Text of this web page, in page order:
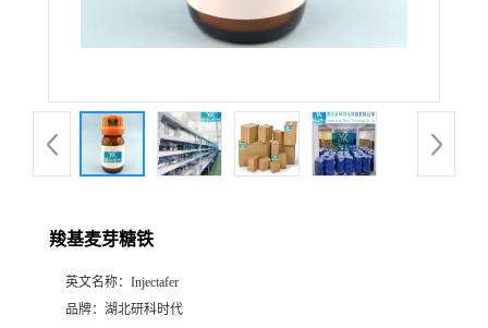
羧基麦芽糖铁
英文名称： Injectafer
品牌： 湖北研科时代